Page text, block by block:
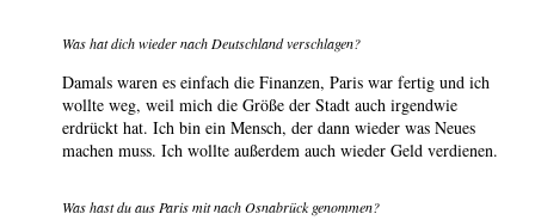
Was hat dich wieder nach Deutschland verschlagen?
Damals waren es einfach die Finanzen, Paris war fertig und ich
wollte weg, weil mich die Größe der Stadt auch irgendwie
erdrückt hat. Ich bin ein Mensch, der dann wieder was Neues
machen muss. Ich wollte außerdem auch wieder Geld verdienen.
Was hast du aus Paris mit nach Osnabrück genommen?